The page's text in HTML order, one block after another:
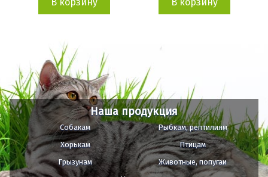
Наша продукция
Собакам
Рыбкам, рептилиям
Хорькам
Птицам
Грызунам
Животные, попугаи